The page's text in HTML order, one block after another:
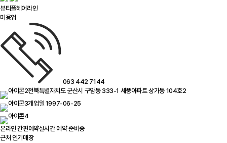
뷰티플헤어라인
미용업
063 442 7144
전북특별자치도 군산시 구암동 333-1 세풍아파트 상가동 104호2
개업일 1997-06-25
온라인 간편예약실시간 예약 준비중
근처 인기매장